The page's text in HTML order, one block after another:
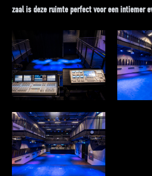
zaal is deze ruimte perfect voor een intiemer